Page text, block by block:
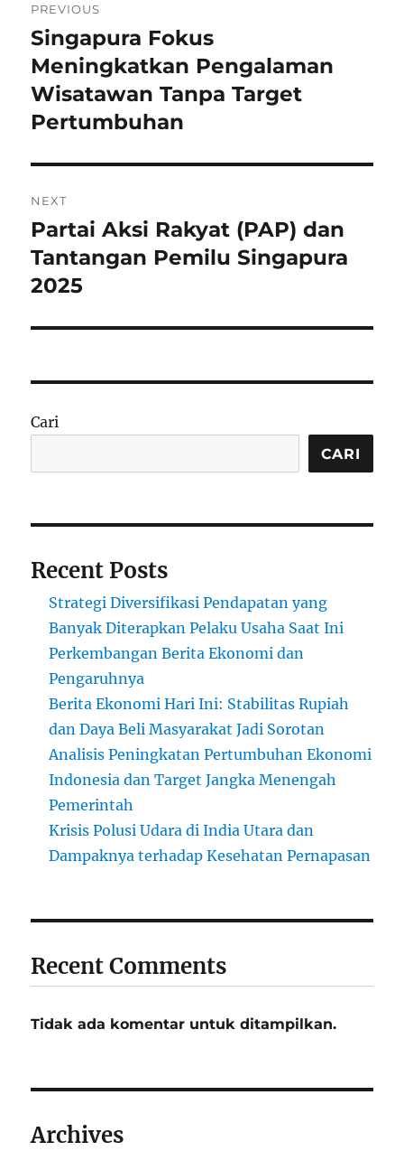
pos
PREVIOUS
Previous
post:
Singapura Fokus
Meningkatkan Pengalaman
Wisatawan Tanpa Target
Pertumbuhan
NEXT
Next
post:
Partai Aksi Rakyat (PAP) dan
Tantangan Pemilu Singapura
2025
Cari
CARI
Recent Posts
Strategi Diversifikasi Pendapatan yang
Banyak Diterapkan Pelaku Usaha Saat Ini
Perkembangan Berita Ekonomi dan
Pengaruhnya
Berita Ekonomi Hari Ini: Stabilitas Rupiah
dan Daya Beli Masyarakat Jadi Sorotan
Analisis Peningkatan Pertumbuhan Ekonomi
Indonesia dan Target Jangka Menengah
Pemerintah
Krisis Polusi Udara di India Utara dan
Dampaknya terhadap Kesehatan Pernapasan
Recent Comments
Tidak ada komentar untuk ditampilkan.
Archives